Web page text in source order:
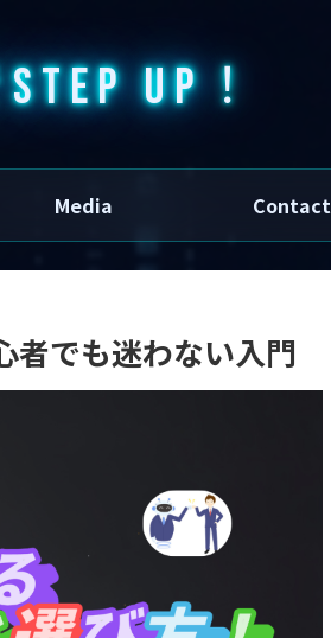
UP！
Media Contact
者でも迷わない入門